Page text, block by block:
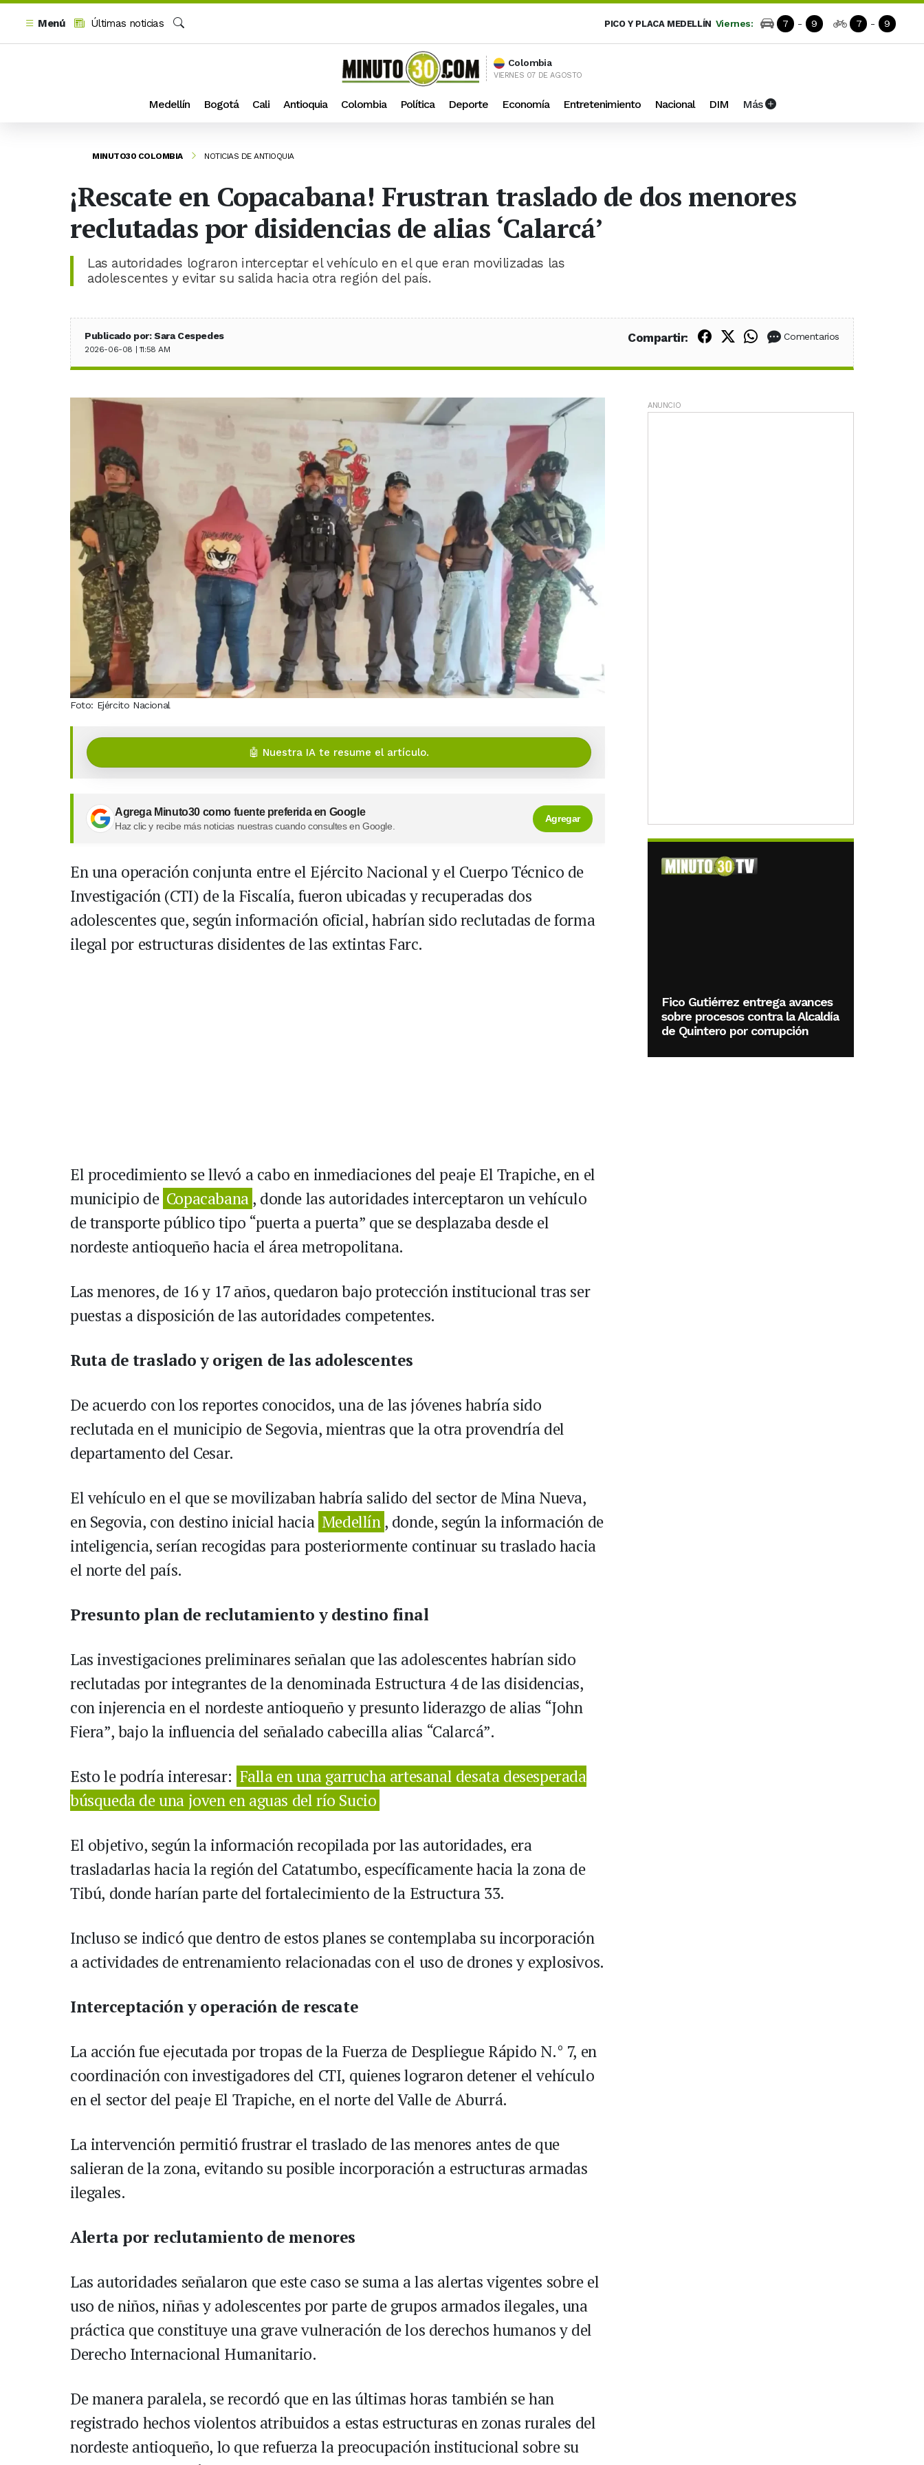
Menú
Últimas noticias
PICO Y PLACA MEDELLÍN Viernes: 7 - 9 7 - 9
Colombia
VIERNES 07 DE AGOSTO
Medellín Bogotá Cali Antioquia Colombia Política Deporte Economía Entretenimiento Nacional DIM Más
MINUTO30 COLOMBIA NOTICIAS DE ANTIOQUIA
¡Rescate en Copacabana! Frustran traslado de dos menores
reclutadas por disidencias de alias ‘Calarcá’
Las autoridades lograron interceptar el vehículo en el que eran movilizadas las
adolescentes y evitar su salida hacia otra región del país.
Publicado por: Sara Cespedes
2026-06-08 | 11:58 AM
Compartir: Compartir en Facebook
Compartir en X (Twitter)
Compartir en WhatsApp
Comentarios
Foto: Ejército Nacional
🤖 Nuestra IA te resume el artículo.
Agrega Minuto30 como fuente preferida en Google
Haz clic y recibe más noticias nuestras cuando consultes en Google.
Agregar
En una operación conjunta entre el Ejército Nacional y el Cuerpo Técnico de
Investigación (CTI) de la Fiscalía, fueron ubicadas y recuperadas dos
adolescentes que, según información oficial, habrían sido reclutadas de forma
ilegal por estructuras disidentes de las extintas Farc.
El procedimiento se llevó a cabo en inmediaciones del peaje El Trapiche, en el
municipio de Copacabana, donde las autoridades interceptaron un vehículo
de transporte público tipo “puerta a puerta” que se desplazaba desde el
nordeste antioqueño hacia el área metropolitana.
Las menores, de 16 y 17 años, quedaron bajo protección institucional tras ser
puestas a disposición de las autoridades competentes.
Ruta de traslado y origen de las adolescentes
De acuerdo con los reportes conocidos, una de las jóvenes habría sido
reclutada en el municipio de Segovia, mientras que la otra provendría del
departamento del Cesar.
El vehículo en el que se movilizaban habría salido del sector de Mina Nueva,
en Segovia, con destino inicial hacia Medellín , donde, según la información de
inteligencia, serían recogidas para posteriormente continuar su traslado hacia
el norte del país.
Presunto plan de reclutamiento y destino final
Las investigaciones preliminares señalan que las adolescentes habrían sido
reclutadas por integrantes de la denominada Estructura 4 de las disidencias,
con injerencia en el nordeste antioqueño y presunto liderazgo de alias “John
Fiera”, bajo la influencia del señalado cabecilla alias “Calarcá”.
Esto le podría interesar: Falla en una garrucha artesanal desata desesperada
búsqueda de una joven en aguas del río Sucio
El objetivo, según la información recopilada por las autoridades, era
trasladarlas hacia la región del Catatumbo, específicamente hacia la zona de
Tibú, donde harían parte del fortalecimiento de la Estructura 33.
Incluso se indicó que dentro de estos planes se contemplaba su incorporación
a actividades de entrenamiento relacionadas con el uso de drones y explosivos.
Interceptación y operación de rescate
La acción fue ejecutada por tropas de la Fuerza de Despliegue Rápido N.° 7, en
coordinación con investigadores del CTI, quienes lograron detener el vehículo
en el sector del peaje El Trapiche, en el norte del Valle de Aburrá.
La intervención permitió frustrar el traslado de las menores antes de que
salieran de la zona, evitando su posible incorporación a estructuras armadas
ilegales.
Alerta por reclutamiento de menores
Las autoridades señalaron que este caso se suma a las alertas vigentes sobre el
uso de niños, niñas y adolescentes por parte de grupos armados ilegales, una
práctica que constituye una grave vulneración de los derechos humanos y del
Derecho Internacional Humanitario.
De manera paralela, se recordó que en las últimas horas también se han
registrado hechos violentos atribuidos a estas estructuras en zonas rurales del
nordeste antioqueño, lo que refuerza la preocupación institucional sobre su
ANUNCIO
Fico Gutiérrez entrega avances
sobre procesos contra la Alcaldía
de Quintero por corrupción